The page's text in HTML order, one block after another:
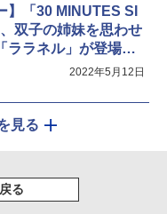
】「30 MINUTES SI
双子の姉妹を思わせ
ララネル」が登場。
ディパーツも発売！
2022年5月12日
見る
る